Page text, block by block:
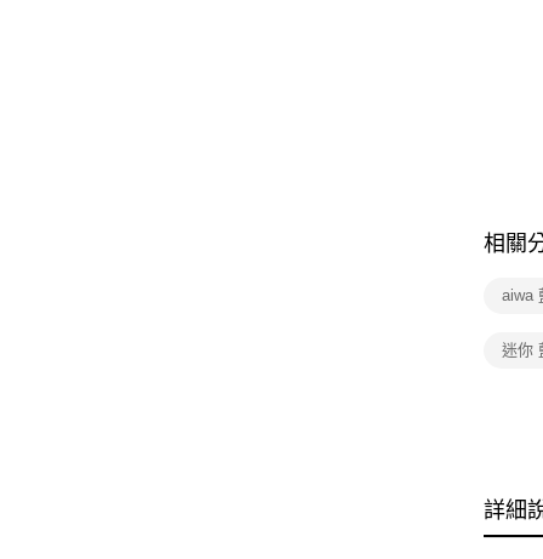
相關
aiwa
迷你
詳細